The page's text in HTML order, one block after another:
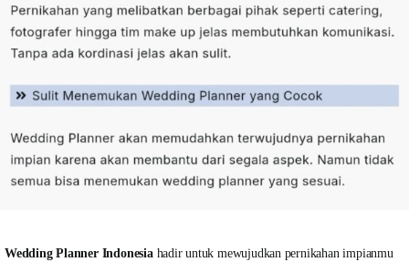
Wedding Planner Indonesiahadir untuk mewujudkan pernikahan impianmu